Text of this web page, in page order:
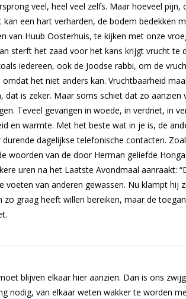
veel, heel veel zelfs. Maar hoeveel pijn,
een hart verharden, de bodem bedekken
van Huub Oosterhuis, te kijken met onze
sterft het zaad voor het kans krijgt vrucht te
iedereen, ook de Joodse rabbi, om de
het niet anders kan. Vruchtbaarheid
is zeker. Maar soms schiet dat zo aanzien
Teveel gevangen in woede, in verdriet, in
en warmte. Met het beste wat in je is, de
dagelijkse telefonische contacten.
woorden van de door Herman geliefde
uren na het Laatste Avondmaal aanraakt:
van anderen gewassen. Nu klampt hij
graag heeft willen bereiken, maar de
blijven elkaar hier aanzien. Dan is ons
nodig, van elkaar weten wakker te worden